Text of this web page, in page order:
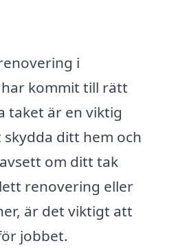
i
har kommit till rätt
taket är en viktig
ditt hem och
om ditt tak
renovering eller
är det viktigt att
jobbet.